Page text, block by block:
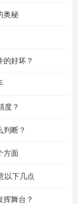
奥秘
的好坏？
度？
判断？
方面
以下几点
挥舞台？